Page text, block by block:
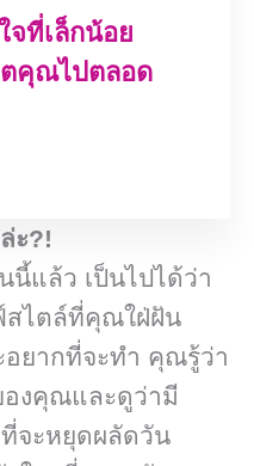
จที่เล็กน้อย
คุณไปตลอด
ะ?!
แล้ว เป็นไปได้ว่า
สไตล์ที่คุณใฝ่ฝัน
อยากที่จะทำ คุณรู้ว่า
งคุณและดูว่ามี
ที่จะหยุดผลัดวัน